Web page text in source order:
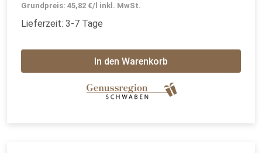
Grundpreis: 45,82 €/l inkl. MwSt.
Lieferzeit: 3-7 Tage
In den Warenkorb